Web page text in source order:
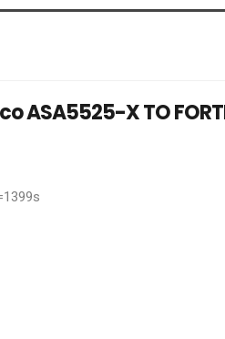
ASA5525-X TO